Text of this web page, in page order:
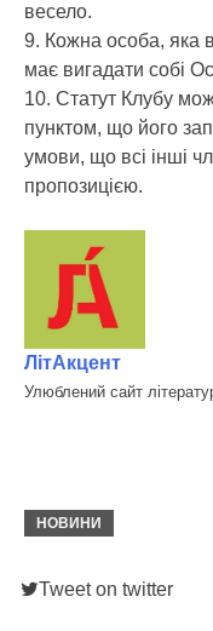
весело.
9. Кожна особа, яка
має вигадати собі
10. Статут Клубу
пунктом, що його
умови, що всі інші
пропозицією.
ЛітАкцент
Улюблений сайт
НОВИНИ
Tweet on twitter